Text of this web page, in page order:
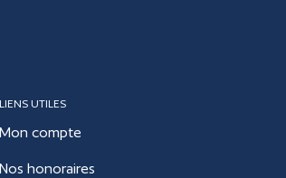
LIENS UTILES
Mon compte
Nos honoraires